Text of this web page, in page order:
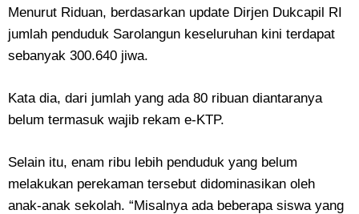
Menurut Riduan, berdasarkan update Dirjen Dukcapil RI
jumlah penduduk Sarolangun keseluruhan kini terdapat
sebanyak 300.640 jiwa.
Kata dia, dari jumlah yang ada 80 ribuan diantaranya
belum termasuk wajib rekam e-KTP.
Selain itu, enam ribu lebih penduduk yang belum
melakukan perekaman tersebut didominasikan oleh
anak-anak sekolah. “Misalnya ada beberapa siswa yang